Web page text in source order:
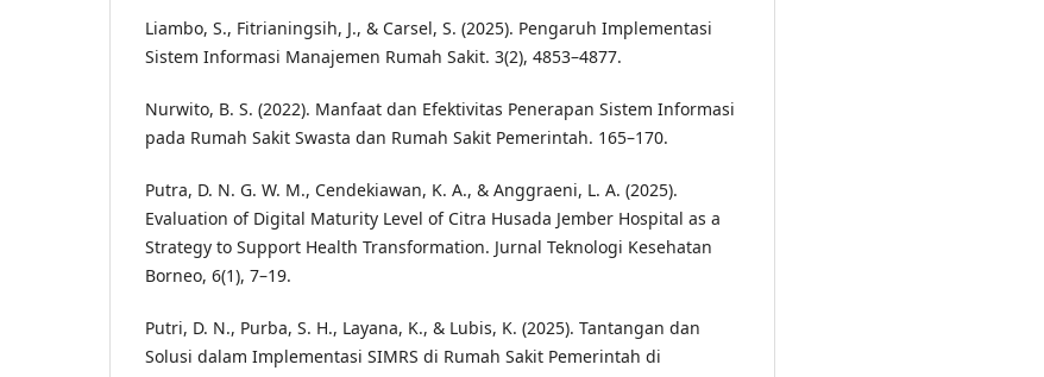
Liambo, S., Fitrianingsih, J., & Carsel, S. (2025). Pengaruh Implementasi
Sistem Informasi Manajemen Rumah Sakit. 3(2), 4853–4877.
Nurwito, B. S. (2022). Manfaat dan Efektivitas Penerapan Sistem Informasi
pada Rumah Sakit Swasta dan Rumah Sakit Pemerintah. 165–170.
Putra, D. N. G. W. M., Cendekiawan, K. A., & Anggraeni, L. A. (2025).
Evaluation of Digital Maturity Level of Citra Husada Jember Hospital as a
Strategy to Support Health Transformation. Jurnal Teknologi Kesehatan
Borneo, 6(1), 7–19.
Putri, D. N., Purba, S. H., Layana, K., & Lubis, K. (2025). Tantangan dan
Solusi dalam Implementasi SIMRS di Rumah Sakit Pemerintah di